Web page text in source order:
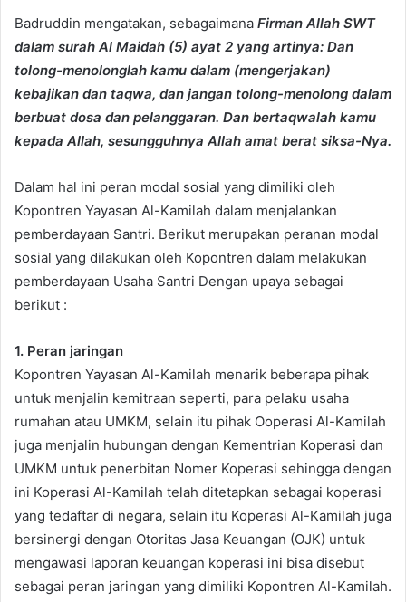
Badruddin mengatakan, sebagaimana Firman Allah SWT
dalam surah Al Maidah (5) ayat 2 yang artinya: Dan
tolong-menolonglah kamu dalam (mengerjakan)
kebajikan dan taqwa, dan jangan tolong-menolong dalam
berbuat dosa dan pelanggaran. Dan bertaqwalah kamu
kepada Allah, sesungguhnya Allah amat berat siksa-Nya.
Dalam hal ini peran modal sosial yang dimiliki oleh
Kopontren Yayasan Al-Kamilah dalam menjalankan
pemberdayaan Santri. Berikut merupakan peranan modal
sosial yang dilakukan oleh Kopontren dalam melakukan
pemberdayaan Usaha Santri Dengan upaya sebagai
berikut :
1. Peran jaringan
Kopontren Yayasan Al-Kamilah menarik beberapa pihak
untuk menjalin kemitraan seperti, para pelaku usaha
rumahan atau UMKM, selain itu pihak Ooperasi Al-Kamilah
juga menjalin hubungan dengan Kementrian Koperasi dan
UMKM untuk penerbitan Nomer Koperasi sehingga dengan
ini Koperasi Al-Kamilah telah ditetapkan sebagai koperasi
yang tedaftar di negara, selain itu Koperasi Al-Kamilah juga
bersinergi dengan Otoritas Jasa Keuangan (OJK) untuk
mengawasi laporan keuangan koperasi ini bisa disebut
sebagai peran jaringan yang dimiliki Kopontren Al-Kamilah.